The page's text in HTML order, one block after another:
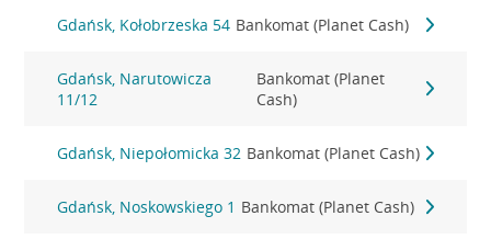
Gdańsk, Kołobrzeska 54 Bankomat (Planet Cash)
Gdańsk, Narutowicza
11/12
Bankomat (Planet
Cash)
Gdańsk, Niepołomicka 32 Bankomat (Planet Cash)
Gdańsk, Noskowskiego 1 Bankomat (Planet Cash)